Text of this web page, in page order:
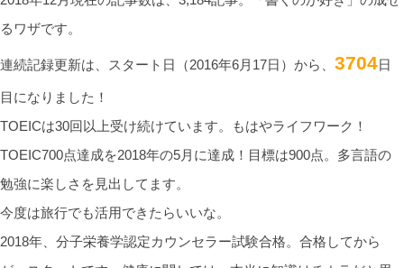
るワザです。
連続記録更新は、スタート日（2016年6月17日）から、 3704日
目になりました！
TOEICは30回以上受け続けています。もはやライフワーク！
TOEIC700点達成を2018年の5月に達成！目標は900点。多言語の
勉強に楽しさを見出してます。
今度は旅行でも活用できたらいいな。
2018年、分子栄養学認定カウンセラー試験合格。合格してから